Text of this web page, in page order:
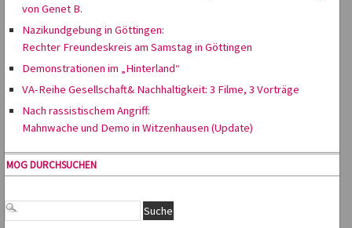
von Genet B.
Nazikundgebung in Göttingen:
Rechter Freundeskreis am Samstag in Göttingen
Demonstrationen im „Hinterland“
VA-Reihe Gesellschaft& Nachhaltigkeit: 3 Filme, 3 Vorträge
Nach rassistischem Angriff:
Mahnwache und Demo in Witzenhausen (Update)
MOG DURCHSUCHEN